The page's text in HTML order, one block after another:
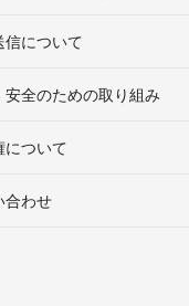
信について
安全のための取り組み
について
合わせ